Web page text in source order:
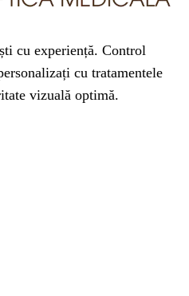
cu experiență. Control
cu tratamentele
vizuală optimă.